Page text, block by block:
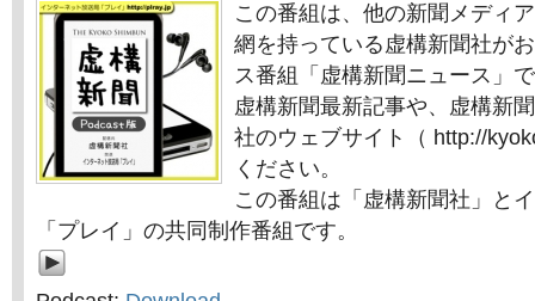
この番組は、他の新聞メディ
網を持っている虚構新聞社が
ス番組「虚構新聞ニュース」
虚構新聞最新記事や、虚構新
社のウェブサイト（ http://
ください。
この番組は「虚構新聞社」と
「プレイ」の共同制作番組です。